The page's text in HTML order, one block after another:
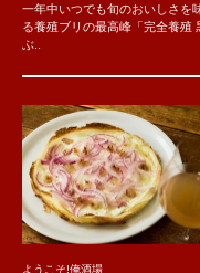
一年中いつでも旬のおいしさを
る養殖ブリの最高峰「完全養殖
ぶ..
ようこそ!俺酒場